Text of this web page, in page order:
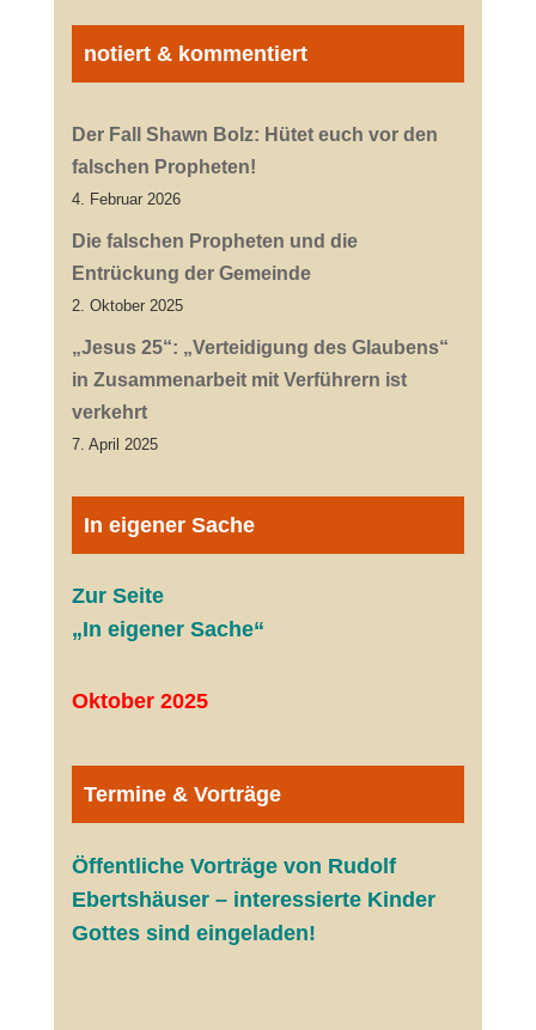
notiert & kommentiert
Der Fall Shawn Bolz: Hütet euch vor den
falschen Propheten!
4. Februar 2026
Die falschen Propheten und die
Entrückung der Gemeinde
2. Oktober 2025
„Jesus 25“: „Verteidigung des Glaubens“
in Zusammenarbeit mit Verführern ist
verkehrt
7. April 2025
In eigener Sache
Zur Seite
„In eigener Sache“
Oktober 2025
Termine & Vorträge
Öffentliche Vorträge von Rudolf
Ebertshäuser – interessierte Kinder
Gottes sind eingeladen!